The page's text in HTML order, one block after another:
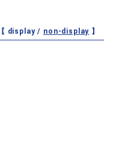
【 display / non-display 】